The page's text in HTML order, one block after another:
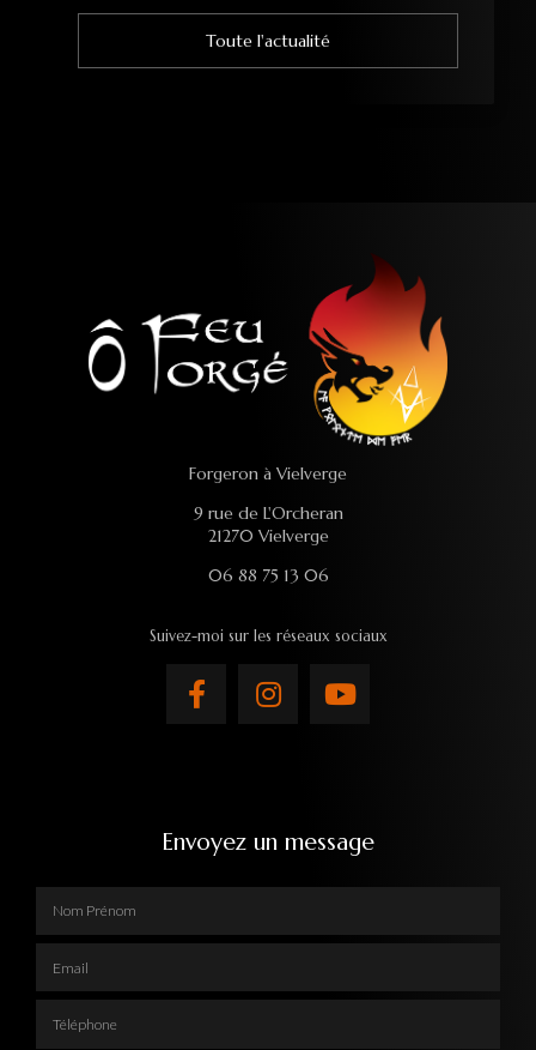
Toute l'actualité
Forgeron à Vielverge
9 rue de L'Orcheran
21270 Vielverge
06 88 75 13 06
Suivez-moi sur les réseaux sociaux
Envoyez un message